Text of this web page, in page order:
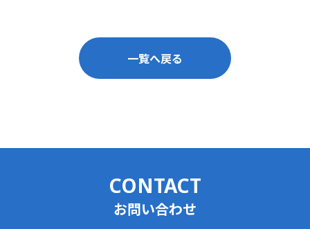
一覧へ戻る
CONTACT
お問い合わせ